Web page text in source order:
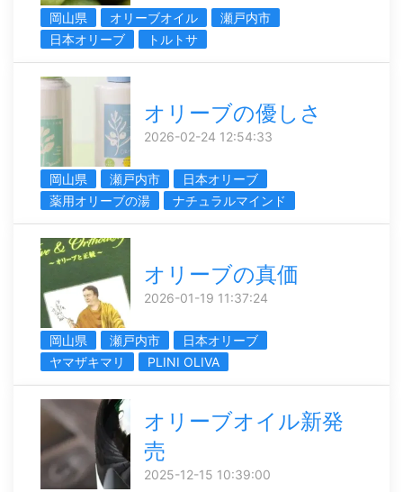
岡山県
オリーブオイル
瀬戸内市
日本オリーブ
トルトサ
オリーブの優しさ
2026-02-24 12:54:33
岡山県 瀬戸内市
日本オリーブ
薬用オリーブの湯
ナチュラルマインド
オリーブの真価
2026-01-19 11:37:24
岡山県 瀬戸内市
日本オリーブ
ヤマザキマリ
PLINI OLIVA
オリーブオイル新発
売
2025-12-15 10:39:00